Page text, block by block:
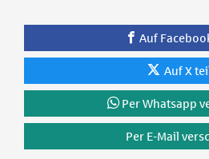
Auf
Auf X
Per Whatsapp
Per E-Mail